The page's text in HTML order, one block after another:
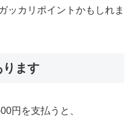
ッカリポイントかもしれま
ります
円を支払うと、